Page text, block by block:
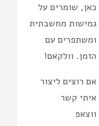
כאן, שומרים על
גמישות מחשבתית
ומשתפרים עם
הזמן. וולקאם!
אם רוצים ליצור
איתי קשר
ווצאפ